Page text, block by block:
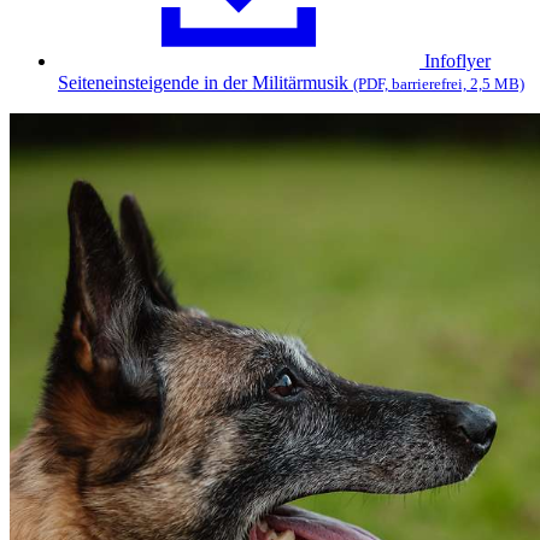
Infoflyer
Seiteneinsteigende in der Militärmusik (PDF, barrierefrei, 2,5 MB)